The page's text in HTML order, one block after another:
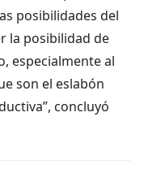
posibilidades del
la posibilidad de
especialmente al
son el eslabón
concluyó